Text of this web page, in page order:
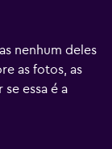
nenhum deles
as fotos, as
essa é a